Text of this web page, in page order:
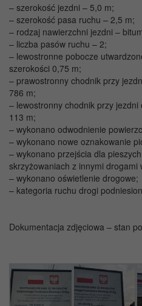
– szerokość jezdni – 5,0 m;
– szerokość pasa ruchu – 2,5 m;
– rodzaj nawierzchni jezdni –
– liczba pasów ruchu – 2;
– lewostronne pobocze
szerokości 0,75 m;
– prawostronny chodnik przy
786 m;
– lewostronny chodnik przy jezdni
113 m;
– wykonano odwodnienie
– wykonano nowe oznakowanie
– wykonano przejścia dla
skrzyżowaniach z innymi drogami
– wykonano oświetlenie drogowe;
– kategoria ruchu drogi
Dokumentacja zdjęciowa – stan